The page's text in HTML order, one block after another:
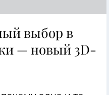
выбор в
— новый 3D-